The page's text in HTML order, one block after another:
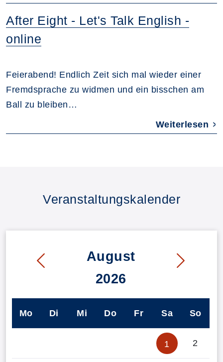
After Eight - Let's Talk English -
online
Feierabend! Endlich Zeit sich mal wieder einer
Fremdsprache zu widmen und ein bisschen am
Ball zu bleiben…
Weiterlesen
Veranstaltungskalender
August
2026
Mo Di Mi Do Fr Sa So
1 2